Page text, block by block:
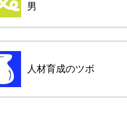
男
人材育成のツボ